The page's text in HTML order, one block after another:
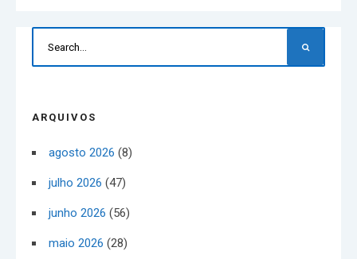
ARQUIVOS
agosto 2026 (8)
julho 2026 (47)
junho 2026 (56)
maio 2026 (28)